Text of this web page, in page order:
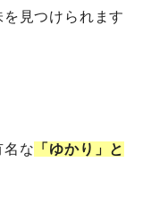
見つけられます
名な 「ゆかり」と